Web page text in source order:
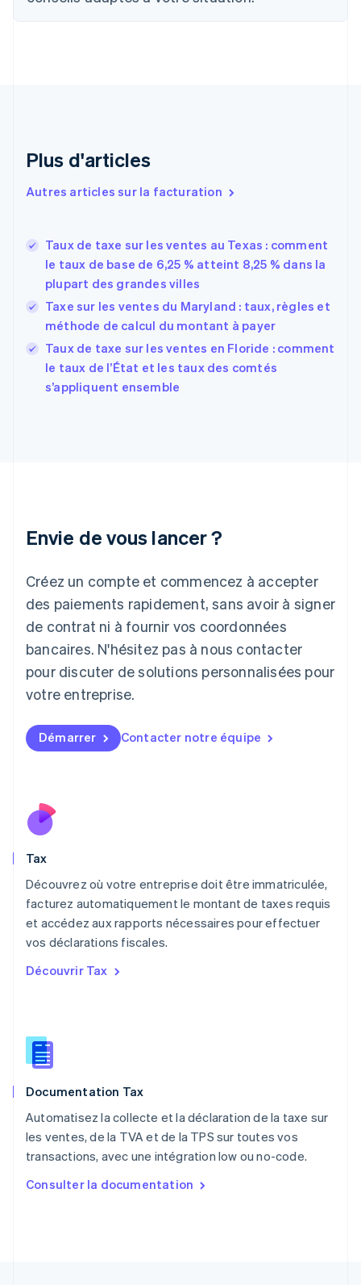
Plus d'articles
Autres articles sur la facturation
Taux de taxe sur les ventes au Texas : comment
le taux de base de 6,25 % atteint 8,25 % dans la
plupart des grandes villes
Taxe sur les ventes du Maryland : taux, règles et
méthode de calcul du montant à payer
Taux de taxe sur les ventes en Floride : comment
le taux de l’État et les taux des comtés
s’appliquent ensemble
Envie de vous lancer ?
Créez un compte et commencez à accepter
des paiements rapidement, sans avoir à signer
de contrat ni à fournir vos coordonnées
bancaires. N'hésitez pas à nous contacter
pour discuter de solutions personnalisées pour
votre entreprise.
Démarrer Contacter notre équipe
Tax
Découvrez où votre entreprise doit être immatriculée,
facturez automatiquement le montant de taxes requis
et accédez aux rapports nécessaires pour effectuer
vos déclarations fiscales.
Découvrir Tax
Documentation Tax
Automatisez la collecte et la déclaration de la taxe sur
les ventes, de la TVA et de la TPS sur toutes vos
transactions, avec une intégration low ou no-code.
Consulter la documentation
Canada
Danemark
English
Émirats arabes unis
EspañolEnglish
Estonie
États-Unis
EnglishEspañol 简体中文
Finlande
France
Français English
Gibraltar
English
Italie
Japon
日本語
Lettonie
English
Liechtenstein
DeutschEnglish
English
FrançaisDeutschEnglish
Malaisie
Mexique
Español
Nouvelle-Zélande
Pays-Bas
NederlandsEnglish
Pologne
Portugal
République tchèque
English
English
Royaume-Uni
Singapour
English简体中文
English